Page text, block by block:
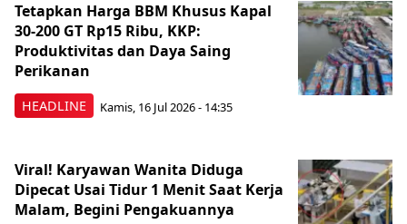
HEADLINE
Tetapkan Harga BBM Khusus Kapal
30-200 GT Rp15 Ribu, KKP:
Produktivitas dan Daya Saing
Perikanan
Kamis, 16 Jul 2026 - 14:35
Viral! Karyawan Wanita Diduga
Dipecat Usai Tidur 1 Menit Saat Kerja
Malam, Begini Pengakuannya